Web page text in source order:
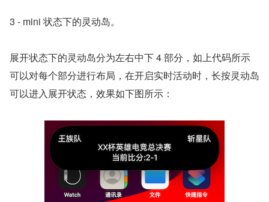
3 - mini 状态下的灵动岛。
展开状态下的灵动岛分为左右中下 4 部分，如上代码所示
可以对每个部分进行布局，在开启实时活动时，长按灵动岛
可以进入展开状态，效果如下图所示：